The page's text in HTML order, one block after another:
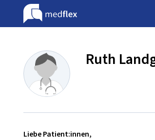
Ruth
Liebe Patient:innen,